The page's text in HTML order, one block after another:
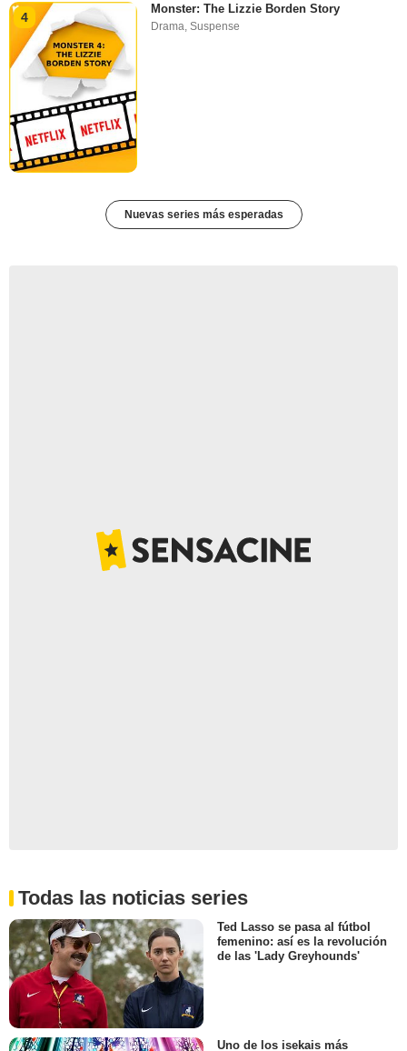
4
Monster: The Lizzie Borden Story
Drama ,Suspense
Nuevas series más esperadas
Todas las noticias series
Ted Lasso se pasa al fútbol
femenino: así es la revolución
de las 'Lady Greyhounds'
Uno de los isekais más